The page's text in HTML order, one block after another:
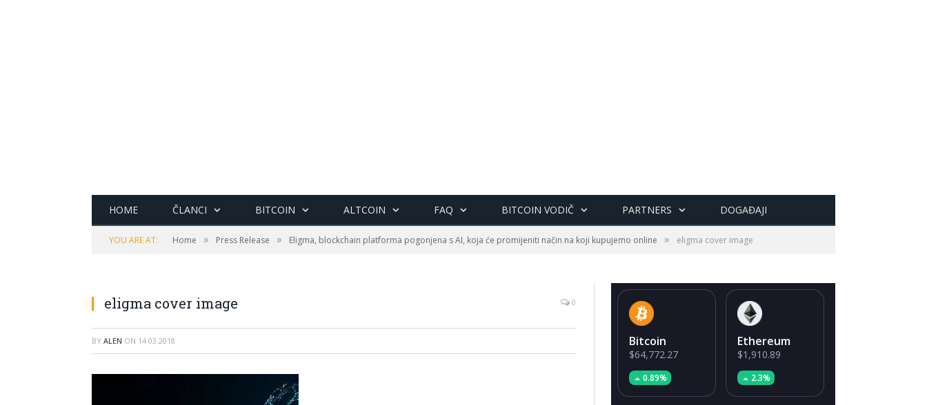
HOME ČLANCI BITCOIN ALTCOIN FAQ BITCOIN VODIČ PARTNERS DOGAĐAJI
YOU ARE AT: Home » Press Release » Eligma, blockchain platforma pogonjena s AI, koja će promijeniti način na koji kupujemo online » eligma cover image
eligma cover image 0
BY ALEN ON 14.03.2018 Bitcoin
$64,772.27
0.89%
Ethereum
$1,910.89
2.3%